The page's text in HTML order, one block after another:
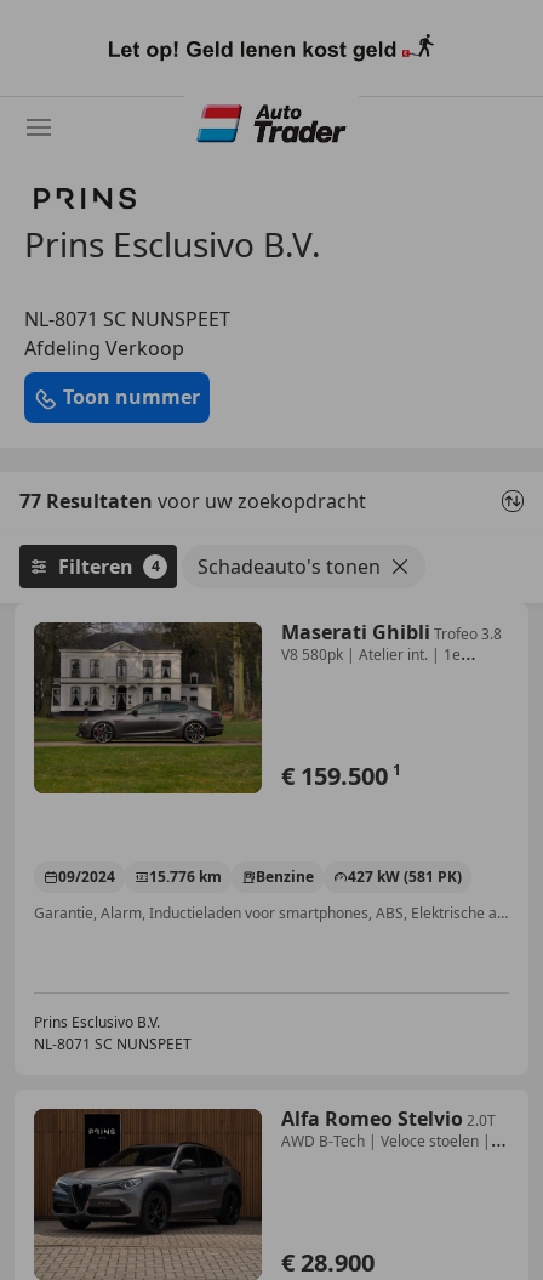
naar
Prins Esclusivo B.V.
NL-8071 SC NUNSPEET
Afdeling Verkoop
Toon nummer
77 Resultaten voor uw zoekopdracht
Filteren 4 Schadeauto's tonen
Maserati Ghibli Trofeo 3.8
V8 580pk | Atelier int. | 1e
€ 159.500 1
09/2024 15.776 km Benzine
427 kW (581 PK)
Garantie, Alarm, Inductieladen voor smartphones, ABS, Elektrische achterklep, Startonderbreker, Stoelverwarming, Met onderhoudshistorie
Prins Esclusivo B.V.
NL-8071 SC NUNSPEET
Alfa Romeo Stelvio 2.0T
AWD B-Tech | Veloce stoelen |
€ 28.900